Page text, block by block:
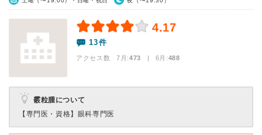
4.17
13件
アクセス数 7月:473 | 6月:488
霰粒腫について
【専門医・資格】 眼科専門医